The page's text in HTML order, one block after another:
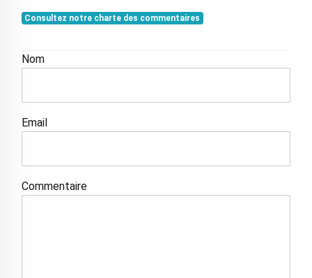
Consultez notre charte des commentaires
Nom
Email
Commentaire